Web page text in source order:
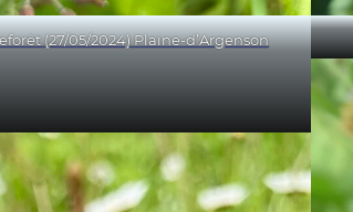
(27/05/2024) Plaine-d’Argenson